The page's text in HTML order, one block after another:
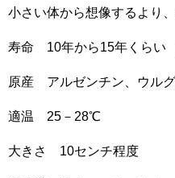
小さい体から想像するより
寿命 10年から15年くらい
原産 アルゼンチン、ウル
適温 25－28℃
大きさ 10センチ程度